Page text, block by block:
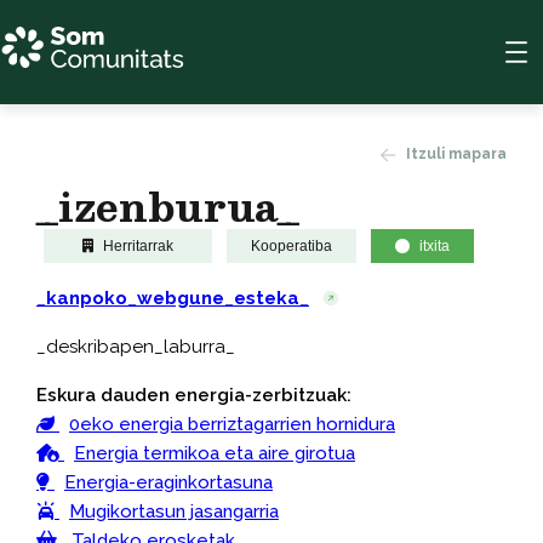
Itzuli mapara
_izenburua_
Herritarrak Kooperatiba itxita
_kanpoko_webgune_esteka_
_deskribapen_laburra_
Eskura dauden energia-zerbitzuak:
0eko energia berriztagarrien hornidura
Energia termikoa eta aire girotua
Energia-eraginkortasuna
Mugikortasun jasangarria